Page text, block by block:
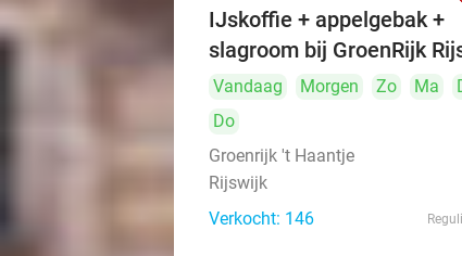
IJskoffie + appelgebak +
slagroom bij GroenRijk
Vandaag Morgen Zo Ma
Do
Groenrijk 't Haantje
Rijswijk
Verkocht: 146